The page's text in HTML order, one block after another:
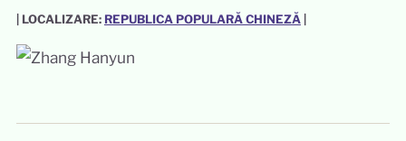
| LOCALIZARE: REPUBLICA POPULARĂ CHINEZĂ|